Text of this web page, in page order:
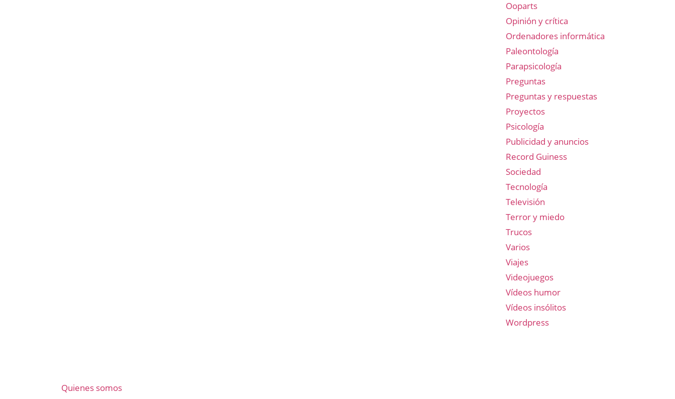
Ooparts
Opinión y crítica
Ordenadores informática
Paleontología
Parapsicología
Preguntas
Preguntas y respuestas
Proyectos
Psicología
Publicidad y anuncios
Record Guiness
Sociedad
Tecnología
Televisión
Terror y miedo
Trucos
Varios
Viajes
Videojuegos
Vídeos humor
Vídeos insólitos
Wordpress
Quienes somos